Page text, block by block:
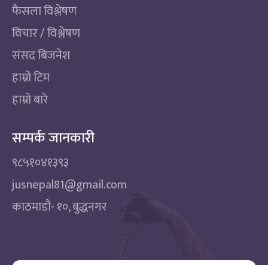
फैसला विश्लेषण
विचार / विश्लेषण
संसद बिजनेश
हाम्रो टिम
हाम्रो बारे
सम्पर्क जानकारी
९८५१०४१३९३
jusnepal81@gmail.com
काठमाडाै‌- १०, बुद्धनगर